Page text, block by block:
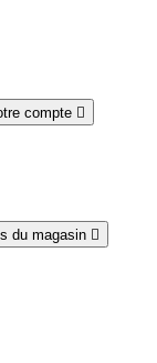
compte 
du magasin 